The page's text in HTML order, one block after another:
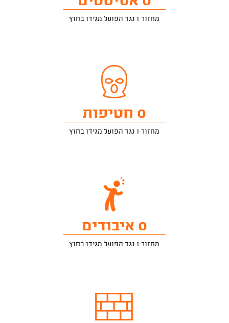
מחזור 1 נגד הפועל מגידו בחוץ
0 חטיפות
מחזור 1 נגד הפועל מגידו בחוץ
0 איבודים
מחזור 1 נגד הפועל מגידו בחוץ